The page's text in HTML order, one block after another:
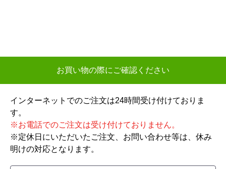
から連絡。その後もお店からの連絡無し。結局業
ちらから連絡した結果、設置予定日は購入から約1
繁忙期であることは理解します。が、ここまで日
数がかかるのであれば事前に連絡していただけれ
ば、他の選択肢を考えることができました。先延
お買い物の際にご確認ください
インターネットでのご注文は24時間受け付けておりま
す。
※お電話でのご注文は受け付けておりません。
※定休日にいただいたご注文、お問い合わせ等は、休み
明けの対応となります。